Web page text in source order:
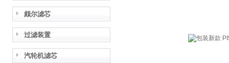
颇尔滤芯
过滤装置
汽轮机滤芯